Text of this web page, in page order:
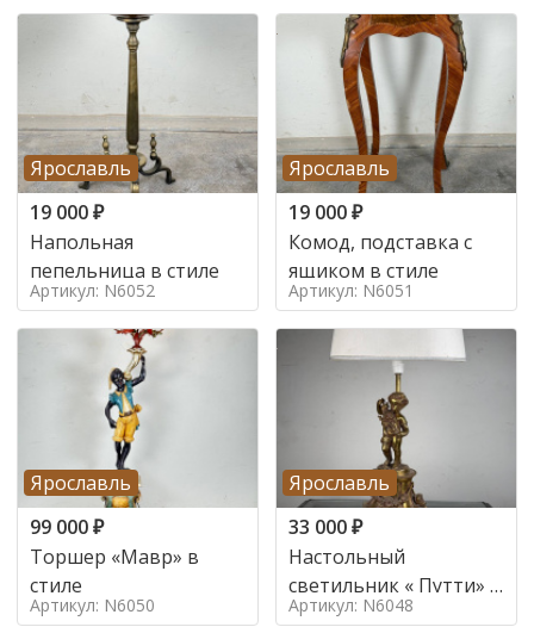
Ярославль
19 000₽
Напольная
пепельница в стиле
Артикул: N6052
Ярославль
19 000₽
Комод, подставка с
ящиком в стиле
Артикул: N6051
Ярославль
99 000₽
Торшер «Мавр» в
стиле
Артикул: N6050
Ярославль
33 000₽
Настольный
светильник « Путти» в
стиле
Артикул: N6048